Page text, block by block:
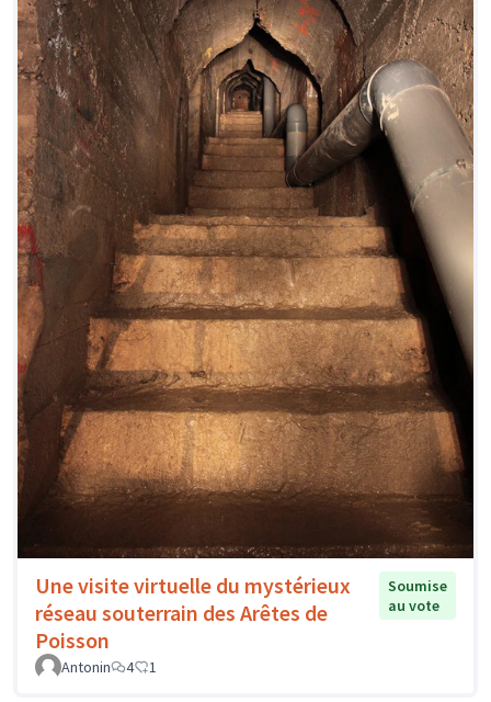
Une visite virtuelle du mystérieux
réseau souterrain des Arêtes de
Poisson
Soumise
au vote
Antonin 4 1